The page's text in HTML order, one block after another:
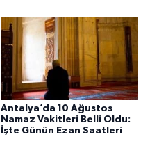
Antalya’da 10 Ağustos
Namaz Vakitleri Belli Oldu:
İşte Günün Ezan Saatleri